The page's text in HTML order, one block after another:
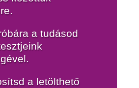
a tudásod
a letölthető